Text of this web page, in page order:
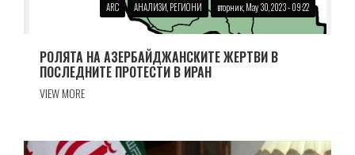
ARC АНАЛИЗИ, РЕГИОНИ вторник, May 30, 2023 - 09:22
РОЛЯТА НА АЗЕРБАЙДЖАНСКИТЕ ЖЕРТВИ В
ПОСЛЕДНИТЕ ПРОТЕСТИ В ИРАН
VIEW MORE